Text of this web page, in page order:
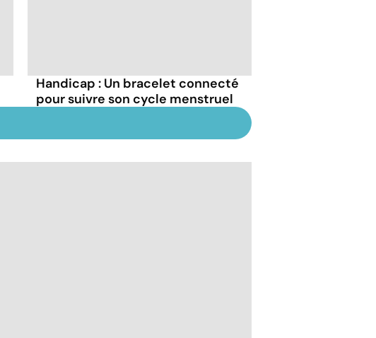
Handicap : Un bracelet connecté
pour suivre son cycle menstruel